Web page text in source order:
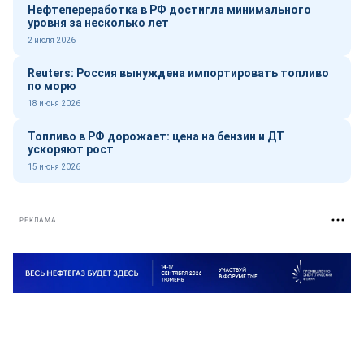
Нефтепереработка в РФ достигла минимального
уровня за несколько лет
2 июля 2026
Reuters: Россия вынуждена импортировать топливо
по морю
18 июня 2026
Топливо в РФ дорожает: цена на бензин и ДТ
ускоряют рост
15 июня 2026
РЕКЛАМА